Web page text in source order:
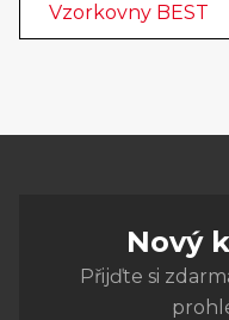
Vzorkovny BEST
Nový
Přijďte si